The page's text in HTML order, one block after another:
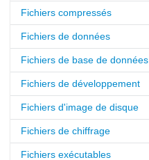
Fichiers compressés
Fichiers de données
Fichiers de base de données
Fichiers de développement
Fichiers d'image de disque
Fichiers de chiffrage
Fichiers exécutables